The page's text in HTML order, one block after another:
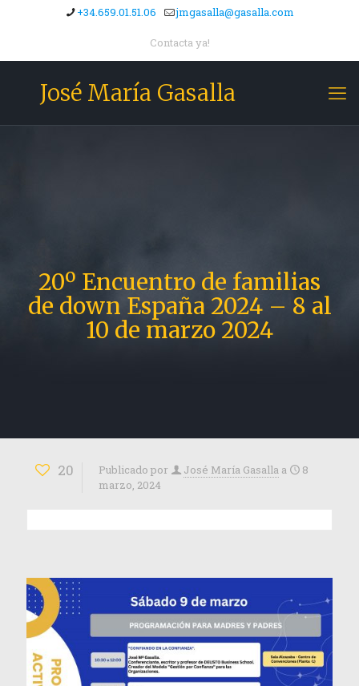
+34.659.01.51.06 jmgasalla@gasalla.com
Contacta ya!
José María Gasalla
20º Encuentro de familias
de down España 2024 – 8 al
10 de marzo 2024
20 Publicado por José María Gasalla a
8
marzo, 2024